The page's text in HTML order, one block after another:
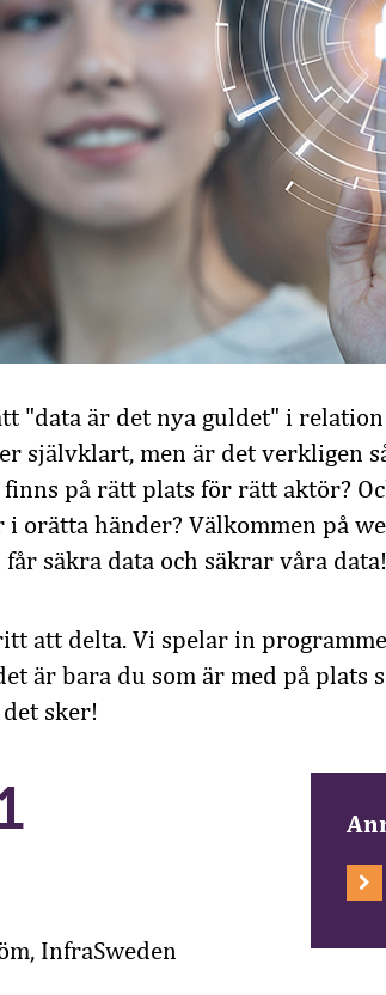
"data är det nya guldet" i
självklart, men är det verkligen
på rätt plats för rätt aktör?
orätta händer? Välkommen på
säkra data och säkrar våra data!
att delta. Vi spelar in
är bara du som är med på plats
sker!
InfraSweden